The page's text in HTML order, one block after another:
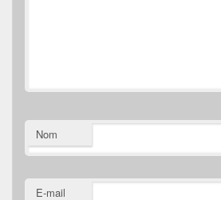
Nom
E-mail